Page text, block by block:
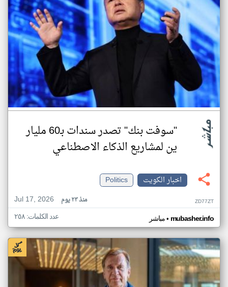
"سوفت بنك" تصدر سندات بـ60 مليار
ين لمشاريع الذكاء الاصطناعي
اخبار الكويت
Politics
Jul 17, 2026
منذ ٢٣ يوم ZD77ZT
مباشر• mubasher.info عدد الكلمات: ٢٥٨